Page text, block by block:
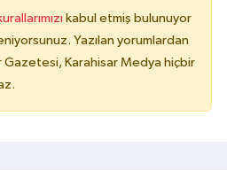
kabul etmiş bulunuyor
Yazılan yorumlardan
Karahisar Medya hiçbir